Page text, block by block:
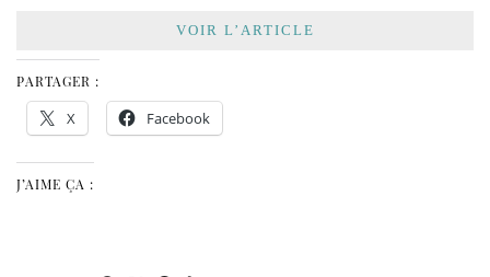
VOIR L’ARTICLE
PARTAGER :
X Facebook
J’AIME ÇA :